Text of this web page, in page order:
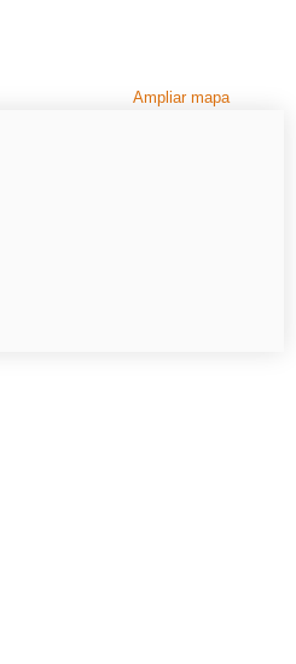
Ampliar mapa